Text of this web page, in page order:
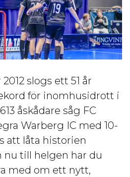
slogs ett 51 år
för inomhusidrott i
åskådare såg FC
Warberg IC med 10-
att låta historien
nu till helgen har du
med om ett nytt,